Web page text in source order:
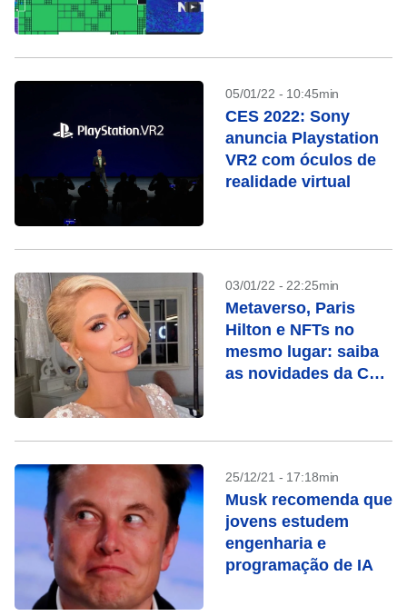
05/01/22 - 10:45min
CES 2022: Sony
anuncia Playstation
VR2 com óculos de
realidade virtual
03/01/22 - 22:25min
Metaverso, Paris
Hilton e NFTs no
mesmo lugar: saiba
as novidades da CES
25/12/21 - 17:18min
Musk recomenda que
jovens estudem
engenharia e
programação de IA